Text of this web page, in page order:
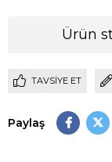
Ürün
TAVSIYE ET
Paylaş